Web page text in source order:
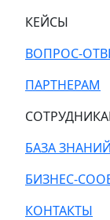
КЕЙСЫ
ВОПРОС-
ПАРТНЕРАМ
БАЗА ЗНАНИЙ
БИЗНЕС-
КОНТАКТЫ